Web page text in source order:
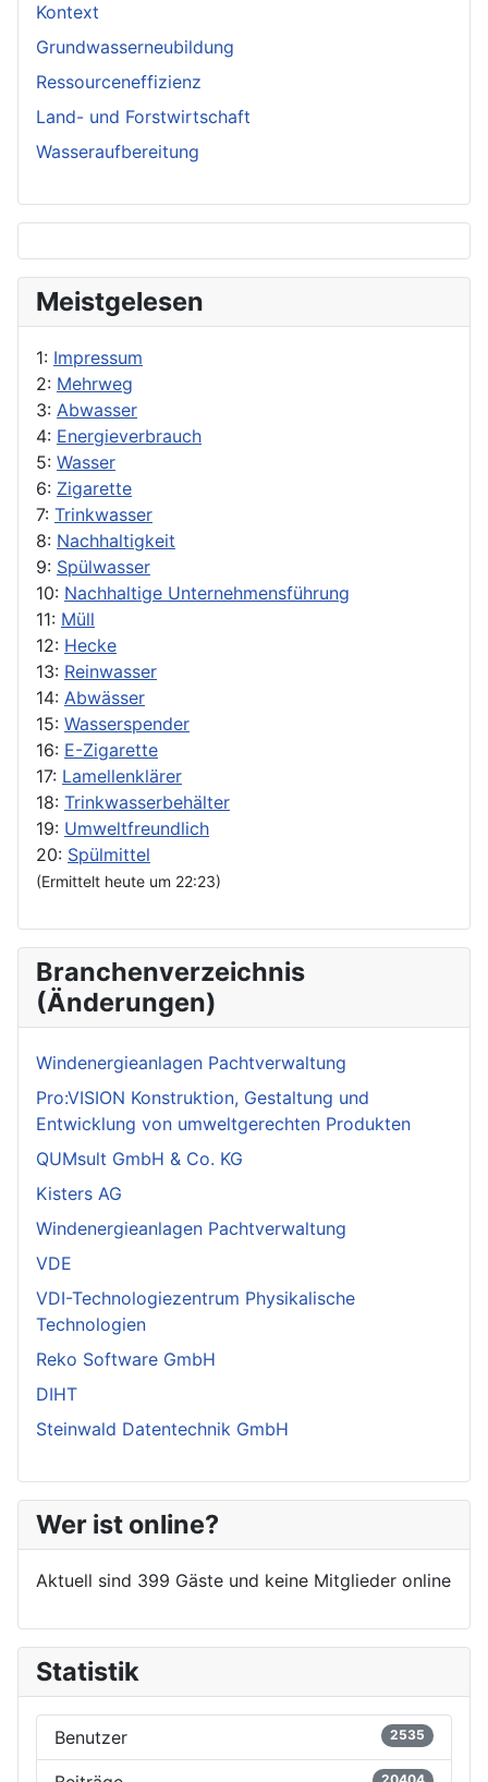
Kontext
Grundwasserneubildung
Ressourceneffizienz
Land- und Forstwirtschaft
Wasseraufbereitung
Meistgelesen
1: Impressum
2: Mehrweg
3: Abwasser
4: Energieverbrauch
5: Wasser
6: Zigarette
7: Trinkwasser
8: Nachhaltigkeit
9: Spülwasser
10: Nachhaltige Unternehmensführung
11: Müll
12: Hecke
13: Reinwasser
14: Abwässer
15: Wasserspender
16: E-Zigarette
17: Lamellenklärer
18: Trinkwasserbehälter
19: Umweltfreundlich
20: Spülmittel
(Ermittelt heute um 22:23)
Branchenverzeichnis
(Änderungen)
Windenergieanlagen Pachtverwaltung
Pro:VISION Konstruktion, Gestaltung und
Entwicklung von umweltgerechten Produkten
QUMsult GmbH & Co. KG
Kisters AG
Windenergieanlagen Pachtverwaltung
VDE
VDI-Technologiezentrum Physikalische
Technologien
Reko Software GmbH
DIHT
Steinwald Datentechnik GmbH
Wer ist online?
Aktuell sind 399 Gäste und keine Mitglieder online
Statistik
Benutzer 2535